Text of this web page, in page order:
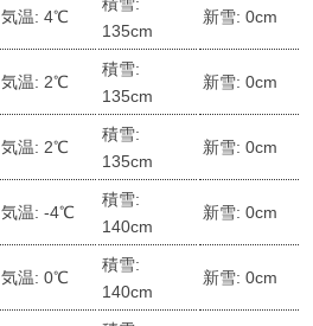
気温: 4℃
135cm
新雪: 0cm
気温: 2℃
積雪:
135cm
新雪: 0cm
気温: 2℃
積雪:
135cm
新雪: 0cm
気温: -4℃
積雪:
140cm
新雪: 0cm
気温: 0℃
積雪:
140cm
新雪: 0cm